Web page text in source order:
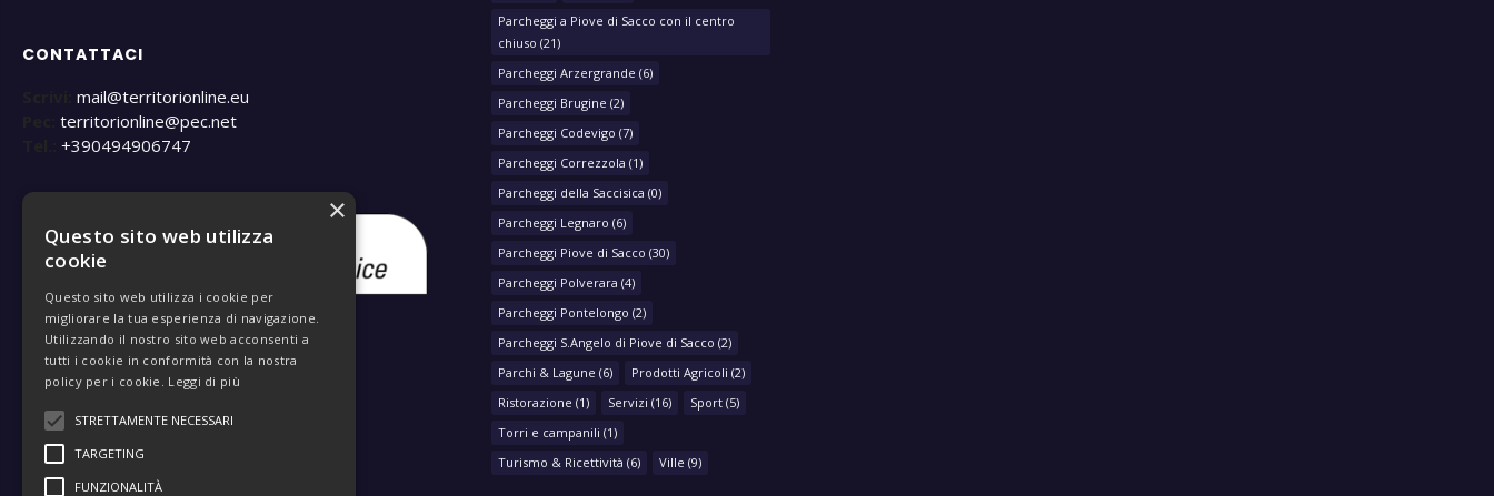
CONTATTACI
mail@territorionline.eu
territorionline@pec.net
+390494906747
Parcheggi a Piove di Sacco con il centro
chiuso (21)
Parcheggi Arzergrande (6)
Parcheggi Brugine (2)
Parcheggi Codevigo (7)
Parcheggi Correzzola (1)
Parcheggi della Saccisica (0)
Parcheggi Legnaro (6)
Parcheggi Piove di Sacco (30)
Parcheggi Polverara (4)
Parcheggi Pontelongo (2)
Parcheggi S.Angelo di Piove di Sacco (2)
Parchi & Lagune (6) Prodotti Agricoli (2)
Ristorazione (1) Servizi (16) Sport (5)
Torri e campanili (1)
Turismo & Ricettività (6) Ville (9)
×
Questo sito web utilizza
cookie
Questo sito web utilizza i cookie per
migliorare la tua esperienza di navigazione.
Utilizzando il nostro sito web acconsenti a
tutti i cookie in conformità con la nostra
policy per i cookie. Leggi di più
STRETTAMENTE NECESSARI
TARGETING
FUNZIONALITÀ